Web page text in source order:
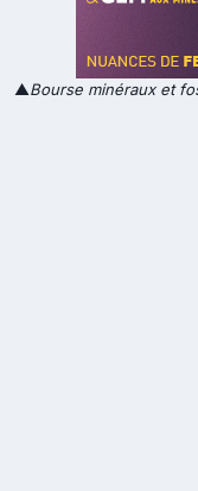
▲Bourse minéraux et